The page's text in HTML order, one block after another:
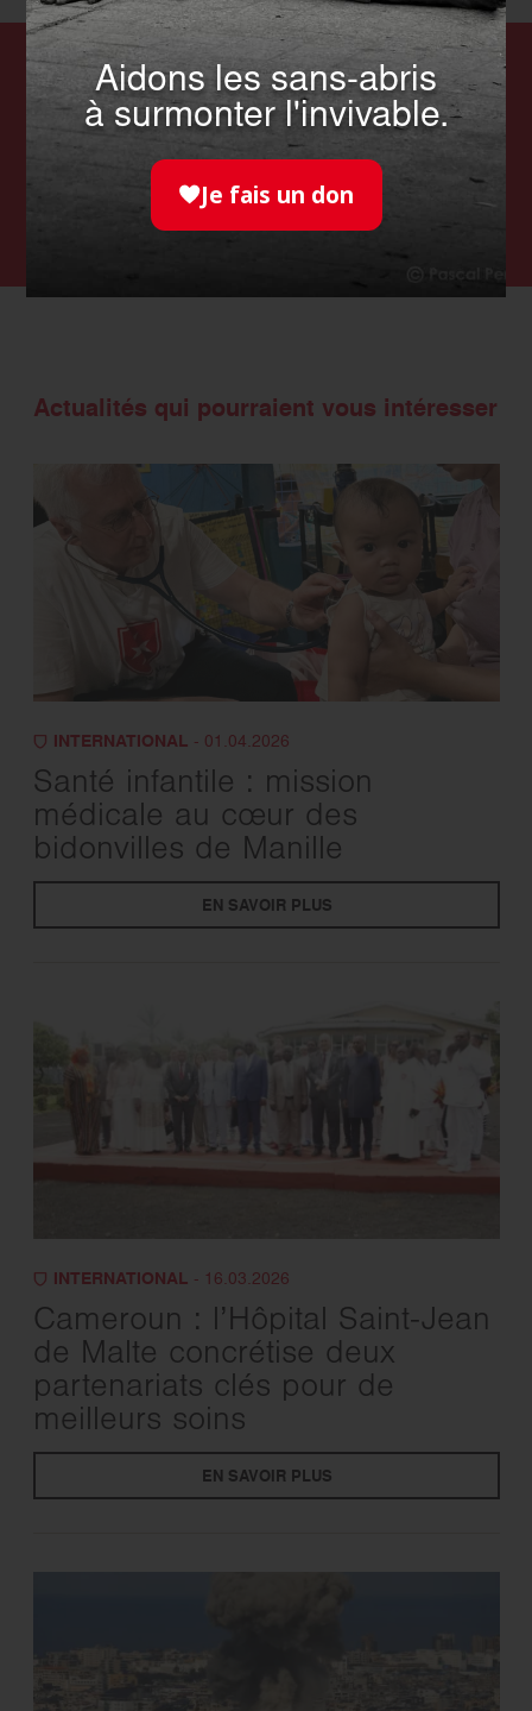
Chaque jour, nous agissons
auprès des plus fragiles. Aidez-
nous à les soutenir !
Actualités qui pourraient vous intéresser
INTERNATIONAL - 01.04.2026
Santé infantile : mission
médicale au cœur des
bidonvilles de Manille
EN SAVOIR PLUS
INTERNATIONAL - 16.03.2026
Cameroun : l’Hôpital Saint-Jean
de Malte concrétise deux
partenariats clés pour de
meilleurs soins
EN SAVOIR PLUS
Aidons les sans-abris
à surmonter l'invivable.
Je fais un don